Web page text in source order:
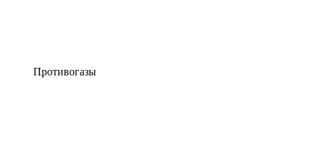
Противогазы